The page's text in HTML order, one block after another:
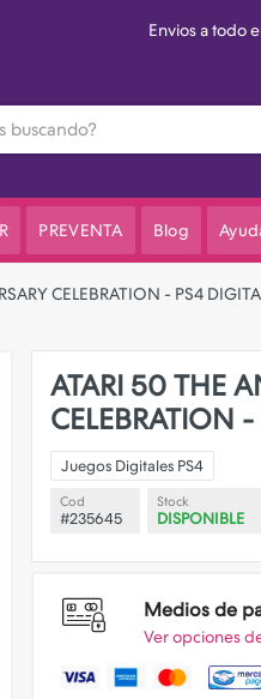
Envios a todo
PREVENTA Blog
CELEBRATION - PS4
ATARI 50 THE
CELEBRATION
Juegos Digitales PS4
Cod
#235645
Stock
DISPONIBLE
Medios de
Ver opciones